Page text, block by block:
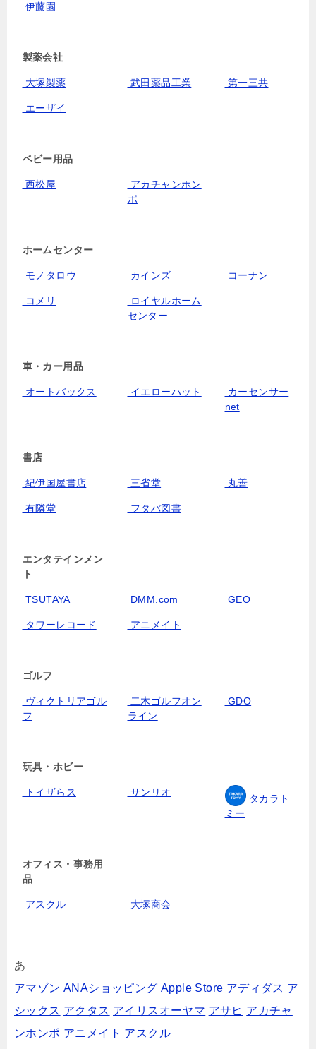
伊藤園
製薬会社
大塚製薬 武田薬品工業 第一三共
エーザイ
ベビー用品
西松屋
アカチャンホン
ポ
ホームセンター
モノタロウ カインズ コーナン
コメリ
ロイヤルホーム
センター
車・カー用品
オートバックス イエローハット
カーセンサー
net
書店
紀伊国屋書店 三省堂 丸善
有隣堂 フタバ図書
エンタテインメン
ト
TSUTAYA DMM.com GEO
タワーレコード アニメイト
ゴルフ
ヴィクトリアゴル
フ
二木ゴルフオン
ライン
GDO
玩具・ホビー
トイザらス サンリオ
タカラト
ミー
オフィス・事務用
品
アスクル 大塚商会
あ
アマゾン ANAショッピング Apple Store アディダス ア
シックス アクタス アイリスオーヤマ アサヒ アカチャ
ンホンポ アニメイト アスクル